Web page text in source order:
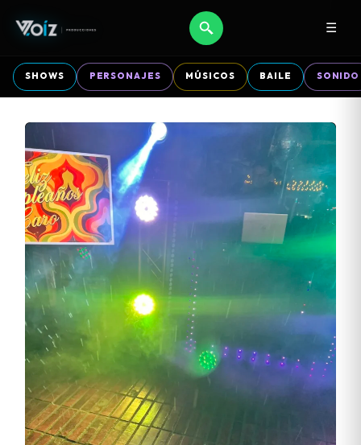
☰
SHOWS PERSONAJES MÚSICOS BAILE SONIDO